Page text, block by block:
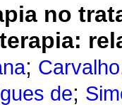
no
;
de;